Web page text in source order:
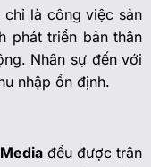
chỉ là công việc sản
phát triển bản thân
Nhân sự đến với
nhập ổn định.
đều được trân